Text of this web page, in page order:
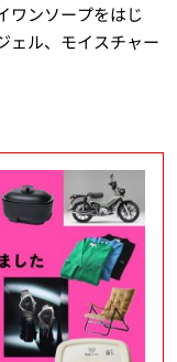
ワンソープをはじ
ェル、モイスチャー